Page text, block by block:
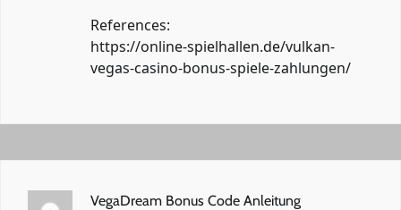
References:
https://online-spielhallen.de/vulkan-
vegas-casino-bonus-spiele-zahlungen/
VegaDream Bonus Code Anleitung